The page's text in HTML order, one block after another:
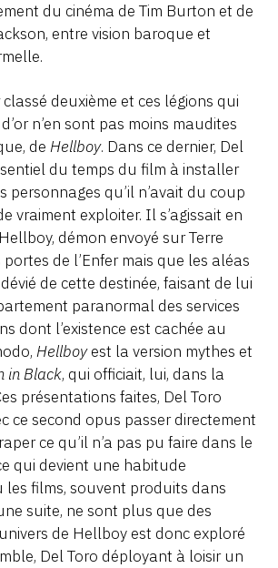
du cinéma de Tim Burton et de
entre vision baroque et
classé deuxième et ces légions qui
n’en sont pas moins maudites
de Hellboy. Dans ce dernier, Del
du temps du film à installer
personnages qu’il n’avait du coup
vraiment exploiter. Il s’agissait en
démon envoyé sur Terre
de l’Enfer mais que les aléas
de cette destinée, faisant de lui
paranormal des services
dont l’existence est cachée au
Hellboyest la version mythes et
in Black, qui officiait, lui, dans la
présentations faites, Del Toro
ce second opus passer directement
ce qu’il n’a pas pu faire dans le
qui devient une habitude
les films, souvent produits dans
suite, ne sont plus que des
de Hellboy est donc exploré
Del Toro déployant à loisir un